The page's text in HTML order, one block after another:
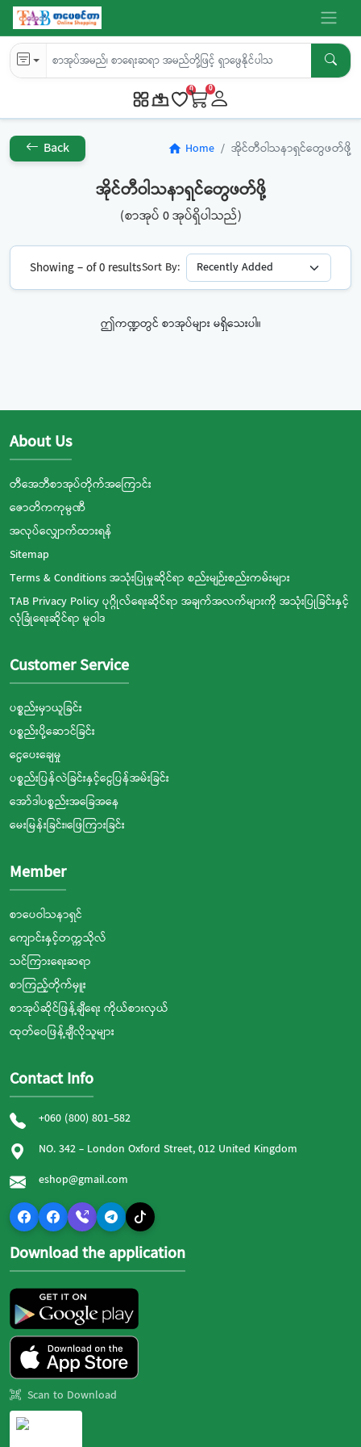
0 0
Back home Home အိုင်တီဝါသနာရှင်တွေဖတ်ဖို့
အိုင်တီဝါသနာရှင်တွေဖတ်ဖို့
(စာအုပ် 0 အုပ်ရှိပါသည်)
Showing – of 0 resultsSort By:
ဤကဏ္ဍတွင် စာအုပ်များ မရှိသေးပါ။
About Us
တီအေဘီစာအုပ်တိုက်အကြောင်း
ဇောတိကကုမ္ပဏီ
အလုပ်လျှောက်ထားရန်
Sitemap
Terms & Conditions အသုံးပြုမှုဆိုင်ရာ စည်းမျဉ်းစည်းကမ်းများ
TAB Privacy Policy ပုဂ္ဂိုလ်ရေးဆိုင်ရာ အချက်အလက်များကို အသုံးပြုခြင်းနှင့်
လုံခြုံရေးဆိုင်ရာ မူဝါဒ
Customer Service
ပစ္စည်းမှာယူခြင်း
ပစ္စည်းပို့ဆောင်ခြင်း
ငွေပေးချေမှု
ပစ္စည်းပြန်လဲခြင်းနှင့်ငွေပြန်အမ်းခြင်း
အော်ဒါပစ္စည်းအခြေအနေ
မေးမြန်းခြင်း၊ဖြေကြားခြင်း
Member
စာပေဝါသနာရှင်
ကျောင်းနှင့်တက္ကသိုလ်
သင်ကြားရေးဆရာ
စာကြည့်တိုက်မှူး
စာအုပ်ဆိုင်ဖြန့်ချီရေး ကိုယ်စားလှယ်
ထုတ်ဝေဖြန့်ချီလိုသူများ
Contact Info
+060 (800) 801-582
NO. 342 - London Oxford Street, 012 United Kingdom
eshop@gmail.com
Download the application
Scan to Download